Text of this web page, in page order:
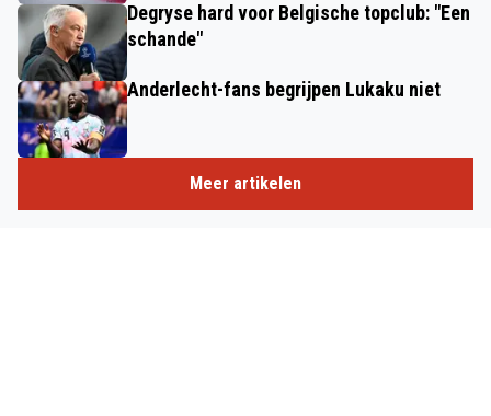
Degryse hard voor Belgische topclub: "Een
schande"
Anderlecht-fans begrijpen Lukaku niet
Meer artikelen